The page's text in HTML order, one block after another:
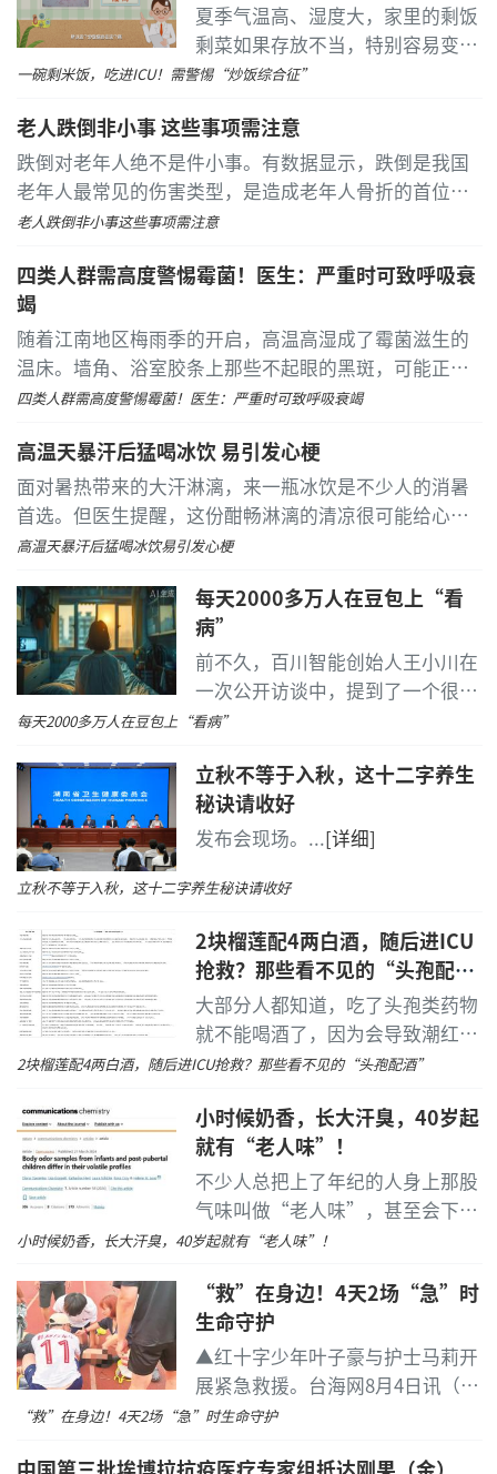
刘才远院长在签约仪式上指出：“本次技术联盟的
落地，是全国首个聚焦蔡司机器人全飞秒技术的专科协
作平台，打破区域眼科技术壁垒。未来，我们将依托华
厦眼科上市集团与卡尔·蔡司双重资源优势，推动区域
系，实现技术互通、专家共享、标准共建，提升区域屈
光诊疗同质化水平，让更多近视患者在家门口就能享受
高标准、高品质的微创摘镜服务。”
技术标杆：深耕高品质微创屈光技术
全飞秒平台、开展SMILE pro新微创术式的专业眼科机
构，合肥视宁眼科医院始终深耕前沿屈光技术领域。蔡
司VISUMAX 800全国首批认证医师刘才远院长在会上，
带来专项技术课题分享，深度拆解新一代SMILE pro全飞
秒的四大核心革新优势：
10秒扫描，缩短配合时间
单眼激光操作可控制在10秒内，术中配合时间减
少，有助于缓解紧张情绪。
双导航定位，提升矫正精度
集成智能中心定位导航与眼球自旋补偿系统，双重
定位校准，大幅提升手术矫正精准度。
夏季气温高、湿度大，家里的剩饭
剩菜如果存放不当，特别容易变
质。如果误食了变质的剩米饭，轻
[详细]
一碗剩米饭，吃进ICU！需警惕“炒饭综合征”
老人跌倒非小事 这些事项需注意
跌倒对老年人绝不是件小事。有数据显示，跌倒是我国
老年人最常见的伤害类型，是造成老年人骨折的首位原
因，还是老年人因伤害死亡的第一位原因。
老人跌倒非小事这些事项需注意
四类人群需高度警惕霉菌！医生：严重时可致呼吸衰
竭
随着江南地区梅雨季的开启，高温高湿成了霉菌滋生的
温床。墙角、浴室胶条上那些不起眼的黑斑，可能正酝
酿着健康危机。...[详细]
四类人群需高度警惕霉菌！医生：严重时可致呼吸衰竭
高温天暴汗后猛喝冰饮 易引发心梗
面对暑热带来的大汗淋漓，来一瓶冰饮是不少人的消暑
首选。但医生提醒，这份酣畅淋漓的清凉很可能给心血
管带来危机。...[详细]
高温天暴汗后猛喝冰饮易引发心梗
每天2000多万人在豆包上“看
病”
前不久，百川智能创始人王小川在
一次公开访谈中，提到了一个很关
键的数字。他说，豆包现在每天承
人次。...[详细]
每天2000多万人在豆包上“看病”
立秋不等于入秋，这十二字养生
秘诀请收好
发布会现场。 ...[详细]
立秋不等于入秋，这十二字养生秘诀请收好
2块榴莲配4两白酒，随后进ICU
抢救？那些看不见的“头孢配
酒”
大部分人都知道，吃了头孢类药物
就不能喝酒了，因为会导致潮红、
多汗、恶心、呕吐、眩晕、心动过
心血管衰竭，这些症状都可以统称
为“双硫仑反应”[1]。
2块榴莲配4两白酒，随后进ICU抢救？那些看不见的“头孢配酒”
小时候奶香，长大汗臭，40岁起
就有“老人味”！
不少人总把上了年纪的人身上那股
气味叫做“老人味”，甚至会下意
识把它和个人卫生习惯差绑定在一
小时候奶香，长大汗臭，40岁起就有“老人味”！
“救”在身边！4天2场“急”时
生命守护
▲红十字少年叶子豪与护士马莉开
展紧急救援。台海网8月4日讯（导
报记者石程罗纳通讯员苏映红陈雅
“救”在身边！4天2场“急”时生命守护